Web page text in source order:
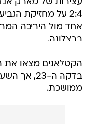
עצירות של מארק
2:4 על מחזיקת
אחד מול היריבה
ברצלונה.
הקטלאנים מצאו את
ממושכת.